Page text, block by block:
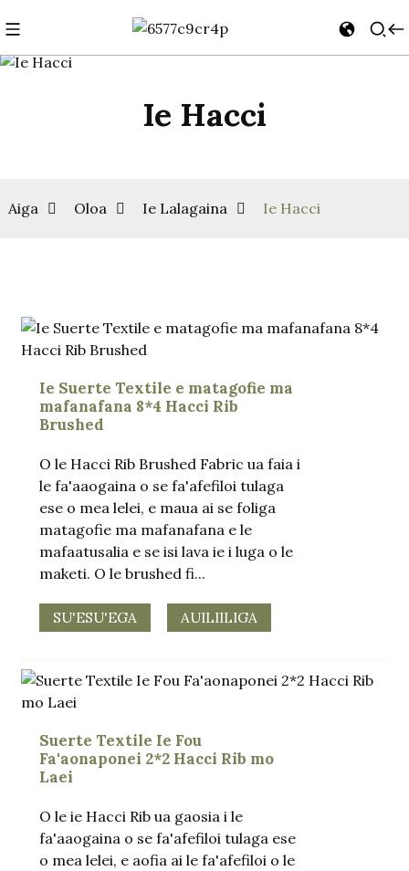
Ie Hacci
Aiga Oloa Ie Lalagaina Ie Hacci
Ie Suerte Textile e matagofie ma
mafanafana 8*4 Hacci Rib
Brushed
O le Hacci Rib Brushed Fabric ua faia i
le fa'aaogaina o se fa'afefiloi tulaga
ese o mea lelei, e maua ai se foliga
matagofie ma mafanafana e le
mafaatusalia e se isi lava ie i luga o le
maketi. O le brushed fi...
SU'ESU'EGA AUILIILIGA
Suerte Textile Ie Fou
Fa'aonaponei 2*2 Hacci Rib mo
Laei
O le ie Hacci Rib ua gaosia i le
fa'aaogaina o se fa'afefiloi tulaga ese
o mea lelei, e aofia ai le fa'afefiloi o le